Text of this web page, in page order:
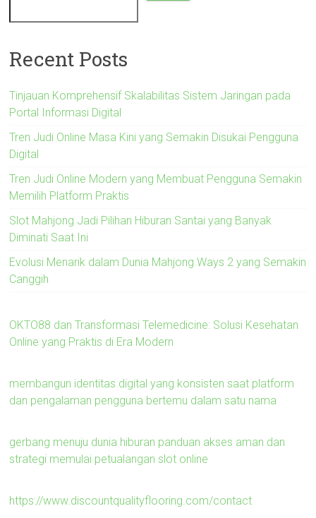
Recent Posts
Tinjauan Komprehensif Skalabilitas Sistem Jaringan pada
Portal Informasi Digital
Tren Judi Online Masa Kini yang Semakin Disukai Pengguna
Digital
Tren Judi Online Modern yang Membuat Pengguna Semakin
Memilih Platform Praktis
Slot Mahjong Jadi Pilihan Hiburan Santai yang Banyak
Diminati Saat Ini
Evolusi Menarik dalam Dunia Mahjong Ways 2 yang Semakin
Canggih
OKTO88 dan Transformasi Telemedicine: Solusi Kesehatan
Online yang Praktis di Era Modern
membangun identitas digital yang konsisten saat platform
dan pengalaman pengguna bertemu dalam satu nama
gerbang menuju dunia hiburan panduan akses aman dan
strategi memulai petualangan slot online
https://www.discountqualityflooring.com/contact